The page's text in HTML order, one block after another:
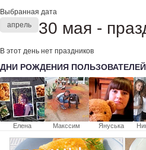
Выбранная дата
апрель
30 мая -
В этот день нет праздников
ДНИ РОЖДЕНИЯ ПОЛЬЗОВАТЕЛЕЙ
Елена
Макссим
Януська